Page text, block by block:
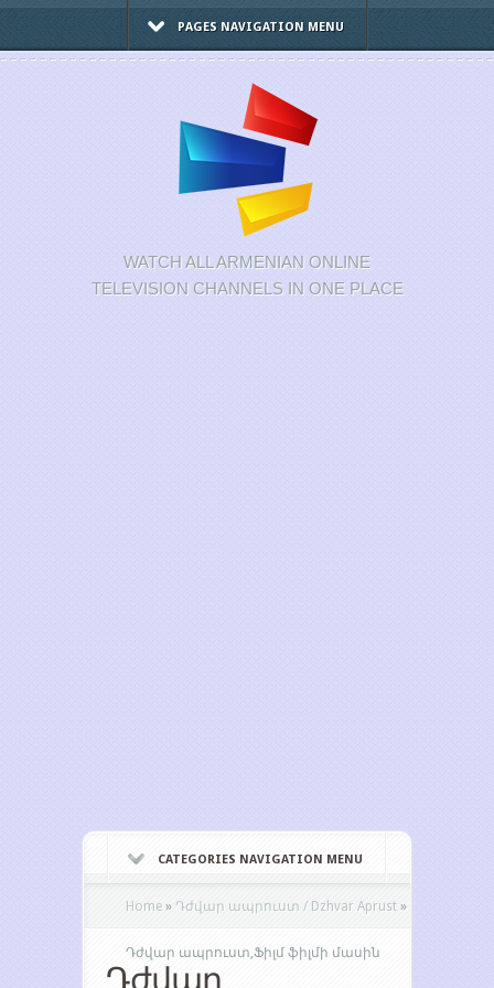
PAGES NAVIGATION MENU
WATCH ALL ARMENIAN ONLINE
TELEVISION CHANNELS IN ONE PLACE
CATEGORIES NAVIGATION MENU
Home » Դժվար ապրուստ / Dzhvar Aprust »
Դժվար ապրուստ,Ֆիլմ ֆիլմի մասին
Դժվար